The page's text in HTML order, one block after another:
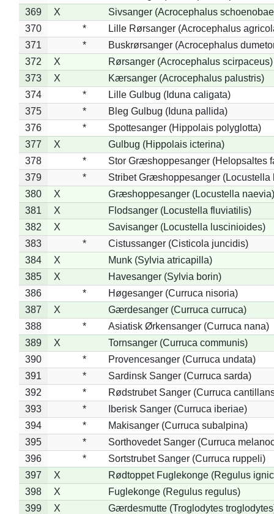
369
X
Sivsanger (Acrocephalus
370
*
Lille Rørsanger (Acrocephalus
371
*
Buskrørsanger (Acrocephalus
372
X
Rørsanger (Acrocephalus scirpaceus)
373
X
Kærsanger (Acrocephalus palustris)
374
*
Lille Gulbug (Iduna caligata)
375
*
Bleg Gulbug (Iduna pallida)
376
*
Spottesanger (Hippolais polyglotta)
377
X
Gulbug (Hippolais icterina)
378
*
Stor Græshoppesanger (Helopsaltes
379
*
Stribet Græshoppesanger (Locustella
380
X
Græshoppesanger (Locustella naevia)
381
X
Flodsanger (Locustella fluviatilis)
382
X
Savisanger (Locustella luscinioides)
383
*
Cistussanger (Cisticola juncidis)
384
X
Munk (Sylvia atricapilla)
385
X
Havesanger (Sylvia borin)
386
*
Høgesanger (Curruca nisoria)
387
X
Gærdesanger (Curruca curruca)
388
*
Asiatisk Ørkensanger (Curruca nana)
389
X
Tornsanger (Curruca communis)
390
*
Provencesanger (Curruca undata)
391
*
Sardinsk Sanger (Curruca sarda)
392
*
Rødstrubet Sanger (Curruca
393
*
Iberisk Sanger (Curruca iberiae)
394
*
Makisanger (Curruca subalpina)
395
*
Sorthovedet Sanger (Curruca
396
*
Sortstrubet Sanger (Curruca ruppeli)
397
X
Rødtoppet Fuglekonge (Regulus
398
X
Fuglekonge (Regulus regulus)
399
X
Gærdesmutte (Troglodytes